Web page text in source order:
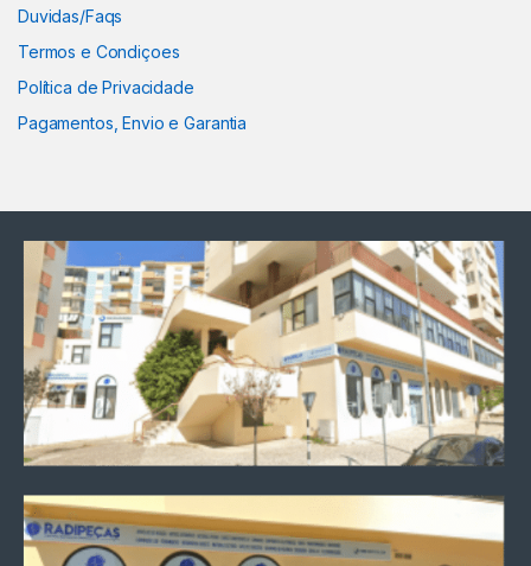
Duvidas/Faqs
Termos e Condiçoes
Política de Privacidade
Pagamentos, Envio e Garantia